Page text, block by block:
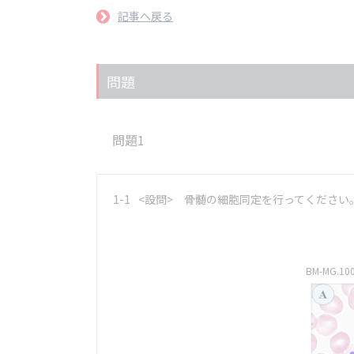
記事へ戻る
問題
問題1
1-1 <設問> 骨髄の細胞同定を行ってください
BM-